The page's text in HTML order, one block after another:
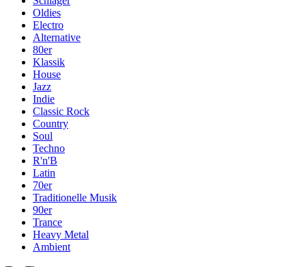
Oldies
Electro
Alternative
80er
Klassik
House
Jazz
Indie
Classic Rock
Country
Soul
Techno
R'n'B
Latin
70er
Traditionelle Musik
90er
Trance
Heavy Metal
Ambient